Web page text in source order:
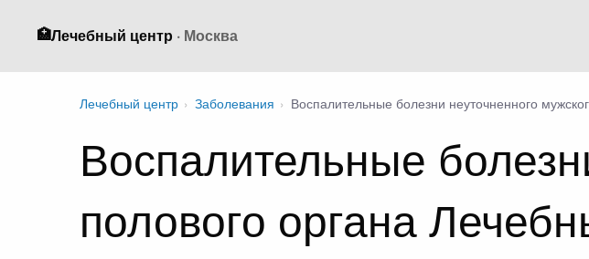
🏥Лечебный центр · Москва
Лечебный центр › Заболевания › Воспалительные болезни неуточненного
Воспалительные
полового органа